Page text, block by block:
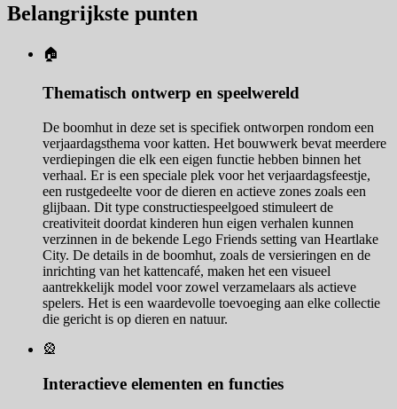
Belangrijkste punten
🏠
Thematisch ontwerp en speelwereld
De boomhut in deze set is specifiek ontworpen rondom een
verjaardagsthema voor katten. Het bouwwerk bevat meerdere
verdiepingen die elk een eigen functie hebben binnen het
verhaal. Er is een speciale plek voor het verjaardagsfeestje,
een rustgedeelte voor de dieren en actieve zones zoals een
glijbaan. Dit type constructiespeelgoed stimuleert de
creativiteit doordat kinderen hun eigen verhalen kunnen
verzinnen in de bekende Lego Friends setting van Heartlake
City. De details in de boomhut, zoals de versieringen en de
inrichting van het kattencafé, maken het een visueel
aantrekkelijk model voor zowel verzamelaars als actieve
spelers. Het is een waardevolle toevoeging aan elke collectie
die gericht is op dieren en natuur.
🎡
Interactieve elementen en functies